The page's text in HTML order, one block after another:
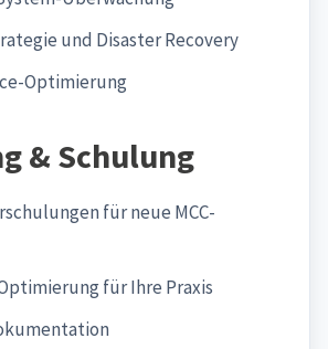
und Disaster Recovery
Optimierung
& Schulung
für neue MCC-
für Ihre Praxis